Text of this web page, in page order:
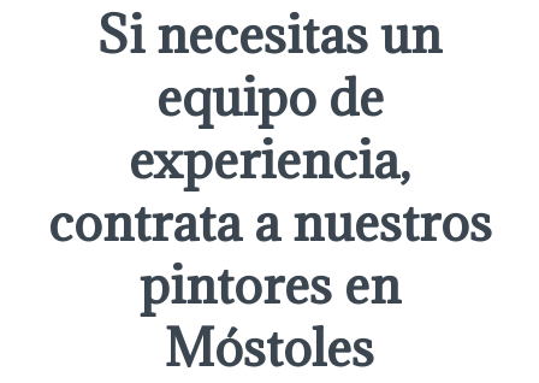
Si necesitas un
equipo de
experiencia,
contrata a nuestros
pintores en
Móstoles